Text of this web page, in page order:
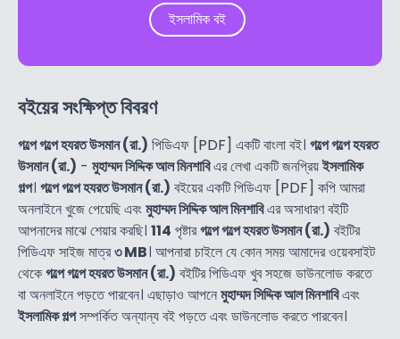
ইসলামিক বই
বইয়ের সংক্ষিপ্ত বিবরণ
গল্পে গল্পে হযরত উসমান (রা.) পিডিএফ [PDF] একটি বাংলা বই। গল্পে গল্পে হযরত
উসমান (রা.) - মুহাম্মদ সিদ্দিক আল মিনশাবিএর লেখা একটি জনপ্রিয়ইসলামিক
গল্প। গল্পে গল্পে হযরত উসমান (রা.) বইয়ের একটি পিডিএফ [PDF] কপি আমরা
অনলাইনে খুজে পেয়েছি এবংমুহাম্মদ সিদ্দিক আল মিনশাবিএর অসাধারণ বইটি
আপনাদের মাঝে শেয়ার করছি। 114 পৃষ্টারগল্পে গল্পে হযরত উসমান (রা.) বইটির
পিডিএফ সাইজ মাত্র৩ MB। আপনারা চাইলে যে কোন সময় আমাদের ওয়েবসাইট
থেকেগল্পে গল্পে হযরত উসমান (রা.) বইটির পিডিএফ খুব সহজে ডাউনলোড করতে
বা অনলাইনে পড়তে পারবেন। এছাড়াও আপনেমুহাম্মদ সিদ্দিক আল মিনশাবিএবং
ইসলামিক গল্পসম্পর্কিত অন্যান্য বই পড়তে এবং ডাউনলোড করতে পারবেন।